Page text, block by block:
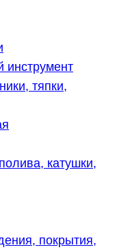
инструмент
тяпки,
катушки,
покрытия,